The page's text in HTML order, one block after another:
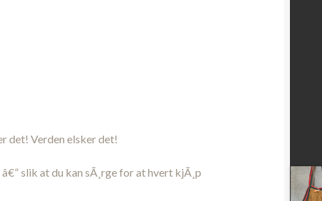
det! Verden elsker det!
slik at du kan sÃ¸rge for at hvert kjÃ¸p